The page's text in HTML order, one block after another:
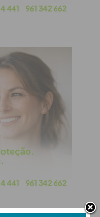
na partida através
tomarense quem
JP segurou o 3-3
pontos justa para o
formações.